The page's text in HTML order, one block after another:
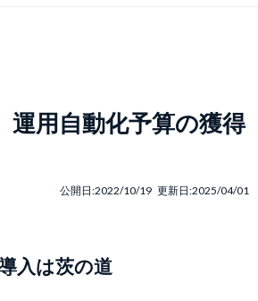
運用自動化予算の獲得
公開日:2022/10/19 更新日:2025/04/01
入は茨の道